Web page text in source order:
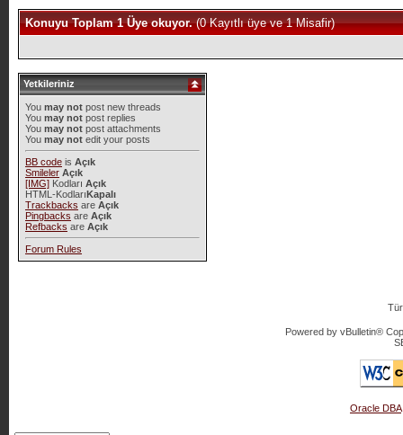
Konuyu Toplam 1 Üye okuyor.(0 Kayıtlı üye ve 1 Misafir)
Yetkileriniz
You may notpost new threads
You may notpost replies
You may notpost attachments
You may notedit your posts
BB codeis Açık
Smileler Açık
[IMG]Kodları Açık
HTML-KodlarıKapalı
Trackbacks are Açık
Pingbacks are Açık
Refbacks are Açık
Forum Rules
Powered by vBulletin®
Oracle DBA